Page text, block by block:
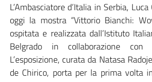
L’Ambasciatore d’Italia in Serbia,
oggi la mostra “Vittorio Bianchi:
ospitata e realizzata dall’Istituto
Belgrado in collaborazione con
L’esposizione, curata da Natasa
de Chirico, porta per la prima volta